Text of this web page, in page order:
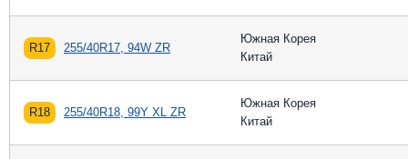
R17 255/40R17, 94W ZR
Южная Корея
Китай
R18 255/40R18, 99Y XL ZR
Южная Корея
Китай